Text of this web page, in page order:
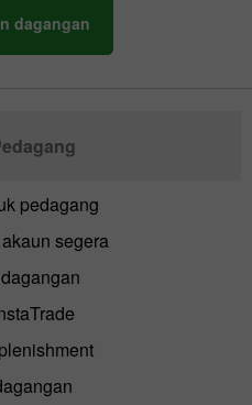
dagangan
pedagang
segera